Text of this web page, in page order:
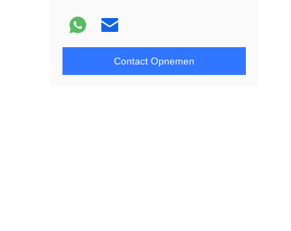
Contact Opnemen